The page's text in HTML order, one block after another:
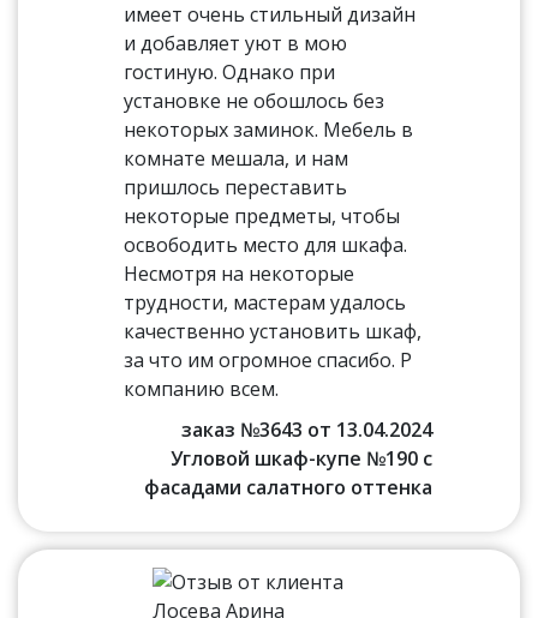
имеет очень стильный дизайн
и добавляет уют в мою
гостиную. Однако при
установке не обошлось без
некоторых заминок. Мебель в
комнате мешала, и нам
пришлось переставить
некоторые предметы, чтобы
освободить место для шкафа.
Несмотря на некоторые
трудности, мастерам удалось
качественно установить шкаф,
за что им огромное спасибо. Р
компанию всем.
заказ №3643 от 13.04.2024
Угловой шкаф-купе №190 с
фасадами салатного оттенка